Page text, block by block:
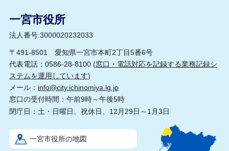
一宮市役所
法人番号:3000020232033
〒491-8501 愛知県一宮市本町2丁目5番6号
代表電話：0586-28-8100 (窓口・電話対応を記録する業務記録シ
ステムを運用しています)
メール： info@city.ichinomiya.lg.jp
窓口の受付時間：午前9時～午後5時
閉庁日：土・日曜日、祝休日、12月29日～1月3日
一宮市役所の地図